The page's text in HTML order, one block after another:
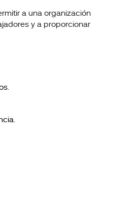
a una organización
y a proporcionar